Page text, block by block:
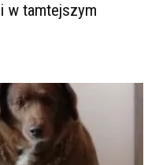
w tamtejszym